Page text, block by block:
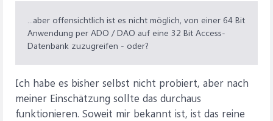
...aber offensichtlich ist es nicht möglich, von einer 64 Bit
Anwendung per ADO / DAO auf eine 32 Bit Access-
Datenbank zuzugreifen - oder?
Ich habe es bisher selbst nicht probiert, aber nach
meiner Einschätzung sollte das durchaus
funktionieren. Soweit mir bekannt ist, ist das reine